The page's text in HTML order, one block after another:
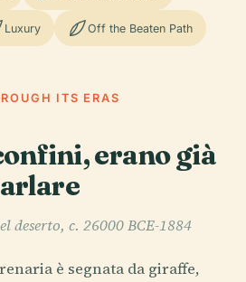
Luxury Off the Beaten Path
ITS ERAS
erano già
deserto, c. 26000 BCE-1884
è segnata da giraffe,